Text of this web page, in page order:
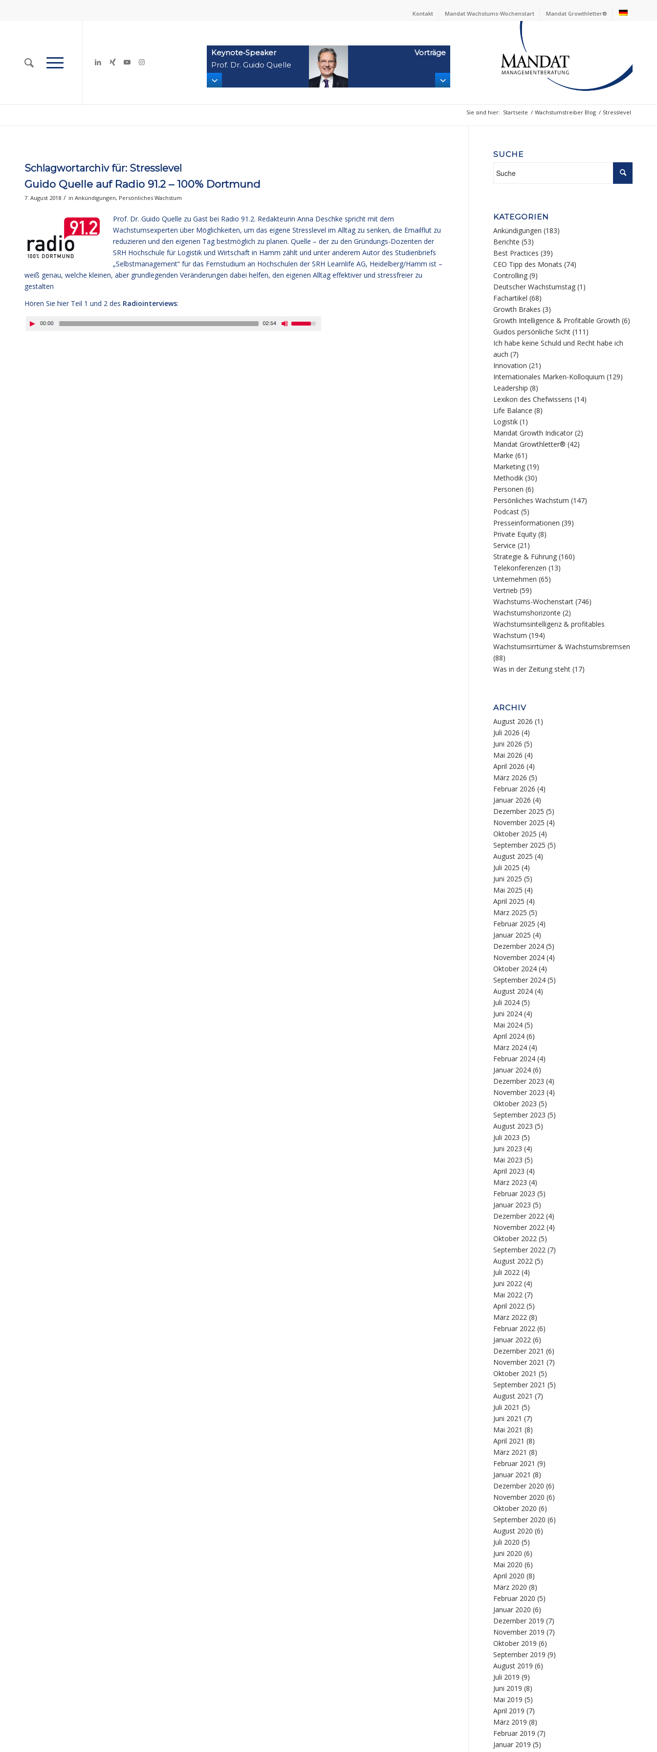
Kontakt Mandat Wachstums-Wochenstart Mandat Growthletter®
Keynote‑Speaker
Prof. Dr. Guido Quelle
Vorträge
Sie sind hier: Startseite / Wachstumstreiber Blog / Stresslevel
Schlagwortarchiv für: Stresslevel
Guido Quelle auf Radio 91.2 – 100% Dortmund
7. August 2018 / in Ankündigungen, Persönliches Wachstum
Prof. Dr. Guido Quelle zu Gast bei Radio 91.2. Redakteurin Anna Deschke spricht mit dem
Wachstumsexperten über Möglichkeiten, um das eigene Stresslevel im Alltag zu senken, die Emailflut zu
reduzieren und den eigenen Tag bestmöglich zu planen. Quelle – der zu den Gründungs-Dozenten der
SRH Hochschule für Logistik und Wirtschaft in Hamm zählt und unter anderem Autor des Studienbriefs
„Selbstmanagement“ für das Fernstudium an Hochschulen der SRH Learnlife AG, Heidelberg/Hamm ist –
weiß genau, welche kleinen, aber grundlegenden Veränderungen dabei helfen, den eigenen Alltag effektiver und stressfreier zu
gestalten
Hören Sie hier Teil 1 und 2 des Radiointerviews:
SUCHE
KATEGORIEN
Ankündigungen (183)
Berichte (53)
Best Practices (39)
CEO Tipp des Monats (74)
Controlling (9)
Deutscher Wachstumstag (1)
Fachartikel (68)
Growth Brakes (3)
Growth Intelligence & Profitable Growth (6)
Guidos persönliche Sicht (111)
Ich habe keine Schuld und Recht habe ich
auch (7)
Innovation (21)
Internationales Marken-Kolloquium (129)
Leadership (8)
Lexikon des Chefwissens (14)
Life Balance (8)
Logistik (1)
Mandat Growth Indicator (2)
Mandat Growthletter® (42)
Marke (61)
Marketing (19)
Methodik (30)
Personen (6)
Persönliches Wachstum (147)
Podcast (5)
Presseinformationen (39)
Private Equity (8)
Service (21)
Strategie & Führung (160)
Telekonferenzen (13)
Unternehmen (65)
Vertrieb (59)
Wachstums-Wochenstart (746)
Wachstumshorizonte (2)
Wachstumsintelligenz & profitables
Wachstum (194)
Wachstumsirrtümer & Wachstumsbremsen
(88)
Was in der Zeitung steht (17)
ARCHIV
August 2026 (1)
Juli 2026 (4)
Juni 2026 (5)
Mai 2026 (4)
April 2026 (4)
März 2026 (5)
Februar 2026 (4)
Januar 2026 (4)
Dezember 2025 (5)
November 2025 (4)
Oktober 2025 (4)
September 2025 (5)
August 2025 (4)
Juli 2025 (4)
Juni 2025 (5)
Mai 2025 (4)
April 2025 (4)
März 2025 (5)
Februar 2025 (4)
Januar 2025 (4)
Dezember 2024 (5)
November 2024 (4)
Oktober 2024 (4)
September 2024 (5)
August 2024 (4)
Juli 2024 (5)
Juni 2024 (4)
Mai 2024 (5)
April 2024 (6)
März 2024 (4)
Februar 2024 (4)
Januar 2024 (6)
Dezember 2023 (4)
November 2023 (4)
Oktober 2023 (5)
September 2023 (5)
August 2023 (5)
Juli 2023 (5)
Juni 2023 (4)
Mai 2023 (5)
April 2023 (4)
März 2023 (4)
Februar 2023 (5)
Januar 2023 (5)
Dezember 2022 (4)
November 2022 (4)
Oktober 2022 (5)
September 2022 (7)
August 2022 (5)
Juli 2022 (4)
Juni 2022 (4)
Mai 2022 (7)
April 2022 (5)
März 2022 (8)
Februar 2022 (6)
Januar 2022 (6)
Dezember 2021 (6)
November 2021 (7)
Oktober 2021 (5)
September 2021 (5)
August 2021 (7)
Juli 2021 (5)
Juni 2021 (7)
Mai 2021 (8)
April 2021 (8)
März 2021 (8)
Februar 2021 (9)
Januar 2021 (8)
Dezember 2020 (6)
November 2020 (6)
Oktober 2020 (6)
September 2020 (6)
August 2020 (6)
Juli 2020 (5)
Juni 2020 (6)
Mai 2020 (6)
April 2020 (8)
März 2020 (8)
Februar 2020 (5)
Januar 2020 (6)
Dezember 2019 (7)
November 2019 (7)
Oktober 2019 (6)
September 2019 (9)
August 2019 (6)
Juli 2019 (9)
Juni 2019 (8)
Mai 2019 (5)
April 2019 (7)
März 2019 (8)
Februar 2019 (7)
Januar 2019 (5)